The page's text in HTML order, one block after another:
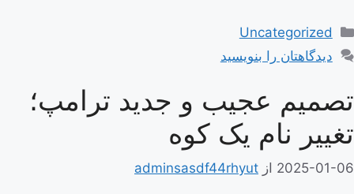
دسته‌ها
Uncategorized
دیدگاهتان را بنویسید
تصمیم عجیب و جدید ترامپ؛
تغییر نام یک کوه
2025-01-06 از adminsasdf44rhyut